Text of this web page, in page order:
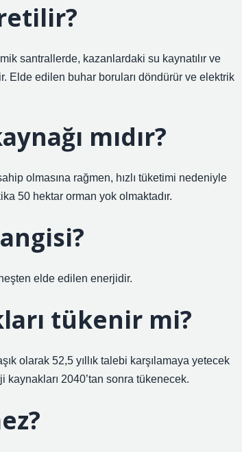
santrallerde, kazanlardaki su kaynatılır ve
Elde edilen buhar boruları döndürür ve elektrik
mıdır?
olmasına rağmen, hızlı tüketimi nedeniyle
50 hektar orman yok olmaktadır.
elde edilen enerjidir.
tükenir mi?
olarak 52,5 yıllık talebi karşılamaya yetecek
2040’tan sonra tükenecek.